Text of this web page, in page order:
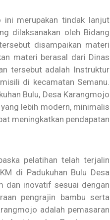
ini merupakan tindak lanjut
dilaksanakan oleh Bidang
disampaikan materi
materi berasal dari Dinas
tersebut adalah Instruktur
di kecamatan Semanu.
Bulu, Desa Karangmojo
lebih modern, minimalis
meningkatkan pendapatan
pelatihan telah terjalin
di Padukuhan Bulu Desa
dan inovatif sesuai dengan
pengrajin bambu serta
adalah pemasaran